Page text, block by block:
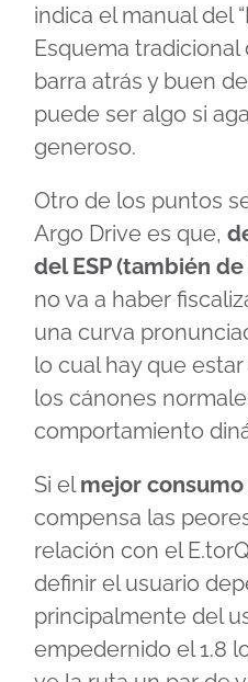
indica el manual del
Esquema
barra atrás y buen
puede ser algo si
generoso.
Otro de los puntos
Argo Drive es que,
del ESP (también
no va a haber
una curva
lo cual hay que
los cánones
comportamiento
Si el mejor
compensa las
relación con el
definir el usuario
principalmente del
empedernido el 1.8